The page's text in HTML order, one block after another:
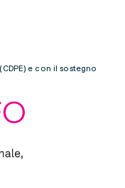
e con il sostegno